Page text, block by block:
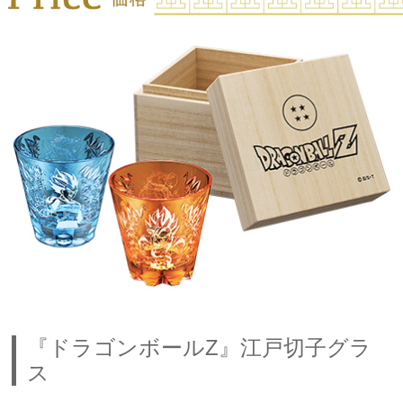
『ドラゴンボールZ』江戸切子グラ
ス